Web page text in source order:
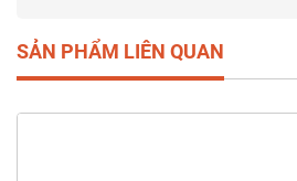
SẢN PHẨM LIÊN QUAN